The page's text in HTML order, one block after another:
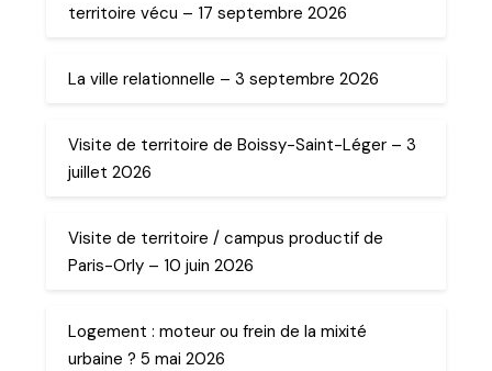
territoire vécu – 17 septembre 2026
La ville relationnelle – 3 septembre 2026
Visite de territoire de Boissy-Saint-Léger – 3
juillet 2026
Visite de territoire / campus productif de
Paris-Orly – 10 juin 2026
Logement : moteur ou frein de la mixité
urbaine ? 5 mai 2026